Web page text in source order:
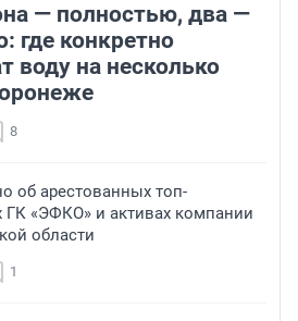
— полностью, два —
где конкретно
воду на несколько
8
об арестованных топ-
ГК «ЭФКО» и активах компании
области
1